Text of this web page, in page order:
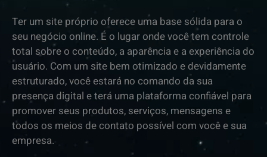
Ter um site próprio oferece uma base sólida para o
seu negócio online. É o lugar onde você tem controle
total sobre o conteúdo, a aparência e a experiência do
usuário. Com um site bem otimizado e devidamente
estruturado, você estará no comando da sua
presença digital e terá uma plataforma confiável para
promover seus produtos, serviços, mensagens e
todos os meios de contato possível com você e sua
empresa.